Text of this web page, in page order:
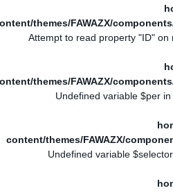
/
themes/FAWAZX/
/
themes/FAWAZX/
/
content/themes/FAWAZX/
/